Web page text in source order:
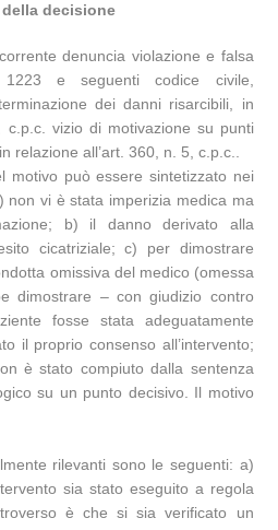
decisione
denuncia violazione e falsa
e seguenti codice civile,
dei danni risarcibili, in
c.p.c. vizio di motivazione su punti
relazione all’art. 360, n. 5, c.p.c..
motivo può essere sintetizzato nei
non vi è stata imperizia medica ma
b) il danno derivato alla
cicatriziale; c) per dimostrare
omissiva del medico (omessa
dimostrare – con giudizio contro
fosse stata adeguatamente
il proprio consenso all’intervento;
è stato compiuto dalla sentenza
su un punto decisivo. Il motivo
rilevanti sono le seguenti: a)
sia stato eseguito a regola
è che si sia verificato un